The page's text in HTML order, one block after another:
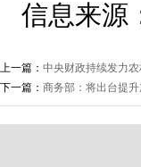
信息来源
上一篇： 中央财政持续发力
下一篇： 商务部：将出台提升